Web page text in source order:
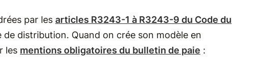
par les articles R3243-1 à R3243-9 du Code du
distribution. Quand on crée son modèle en
les mentions obligatoires du bulletin de paie :